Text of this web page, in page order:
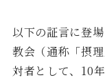
以下の証言に登
教会（通称「摂
対者として、10